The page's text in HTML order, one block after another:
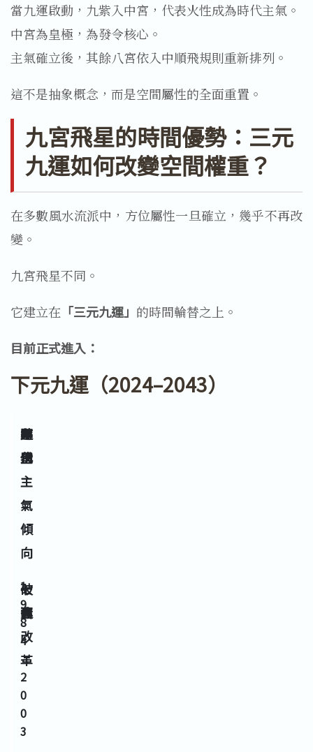
當九運啟動，九紫入中宮，代表火性成為時代主氣。
中宮為皇極，為發令核心。
主氣確立後，其餘八宮依入中順飛規則重新排列。
這不是抽象概念，而是空間屬性的全面重置。
九宮飛星的時間優勢：三元
九運如何改變空間權重？
在多數風水流派中，方位屬性一旦確立，幾乎不再改
變。
九宮飛星不同。
它建立在 「三元九運」 的時間輪替之上。
目前正式進入：
下元九運（2024–2043）
運
別
年
份
主
星
時
代
主
氣
傾
向
七
運
1
9
8
4
–
2
0
0
3
七
赤
破
舊
改
革